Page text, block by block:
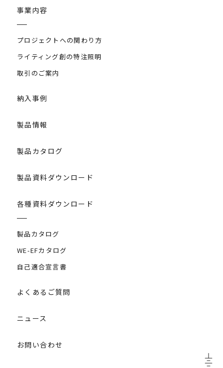
事業内容
プロジェクトへの関わり方
ライティング創の特注照明
取引のご案内
納入事例
製品情報
製品カタログ
製品資料ダウンロード
各種資料ダウンロード
製品カタログ
WE-EFカタログ
自己適合宣言書
よくあるご質問
ニュース
お問い合わせ